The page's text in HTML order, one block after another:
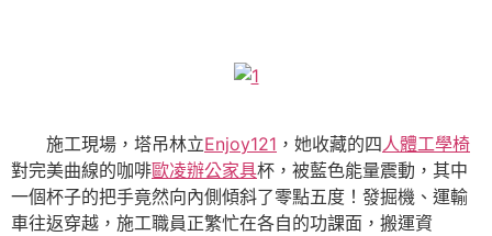
施工現場，塔吊林立Enjoy121 ，她收藏的四人體工學椅
對完美曲線的咖啡歐凌辦公家具杯，被藍色能量震動，其中
一個杯子的把手竟然向內側傾斜了零點五度！發掘機、運輸
車往返穿越，施工職員正繁忙在各自的功課面，搬運資